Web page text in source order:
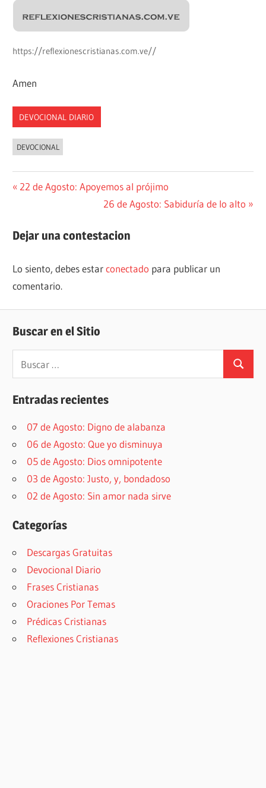
https://reflexionescristianas.com.ve//
Amen
DEVOCIONAL DIARIO
DEVOCIONAL
Navegación
entradas
Entrada
22 de Agosto: Apoyemos al prójimo
Siguiente
26 de Agosto: Sabiduría de lo alto
Dejar una contestacion
Lo siento, debes estarconectado para publicar un
comentario.
Buscar en el Sitio
Buscar
Entradas recientes
07 de Agosto: Digno de alabanza
06 de Agosto: Que yo disminuya
05 de Agosto: Dios omnipotente
03 de Agosto: Justo, y, bondadoso
02 de Agosto: Sin amor nada sirve
Categorías
Descargas Gratuitas
Devocional Diario
Frases Cristianas
Oraciones Por Temas
Prédicas Cristianas
Reflexiones Cristianas